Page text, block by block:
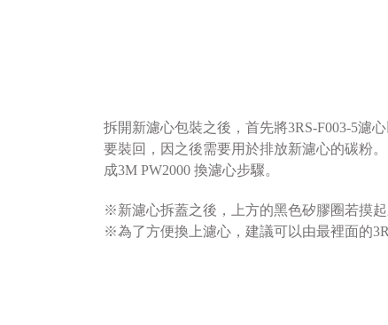
拆開新濾心包裝之後，首先將3RS-F003-5濾
要裝回，因之後需要用於排放新濾心的碳粉
成3M PW2000 換濾心步驟。
※新濾心拆蓋之後，上方的黑色矽膠圈若摸
※為了方便換上濾心，建議可以由最裡面的